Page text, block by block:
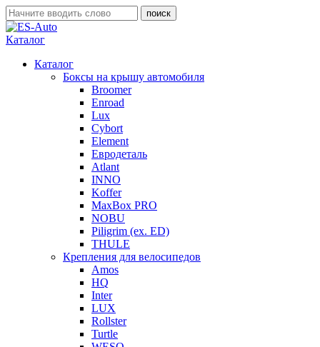
Каталог
Каталог
Боксы на крышу автомобиля
Broomer
Enroad
Lux
Cybort
Element
Евродеталь
Atlant
INNO
Koffer
MaxBox PRO
NOBU
Piligrim (ex. ED)
THULE
Крепления для велосипедов
Amos
HQ
Inter
LUX
Rollster
Turtle